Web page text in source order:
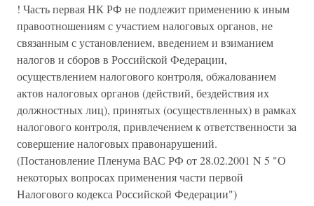
! Часть первая НК РФ не подлежит применению к иным
правоотношениям с участием налоговых органов, не
связанным с установлением, введением и взиманием
налогов и сборов в Российской Федерации,
осуществлением налогового контроля, обжалованием
актов налоговых органов (действий, бездействия их
должностных лиц), принятых (осуществленных) в рамках
налогового контроля, привлечением к ответственности за
совершение налоговых правонарушений.
(Постановление Пленума ВАС РФ от 28.02.2001 N 5 "О
некоторых вопросах применения части первой
Налогового кодекса Российской Федерации")